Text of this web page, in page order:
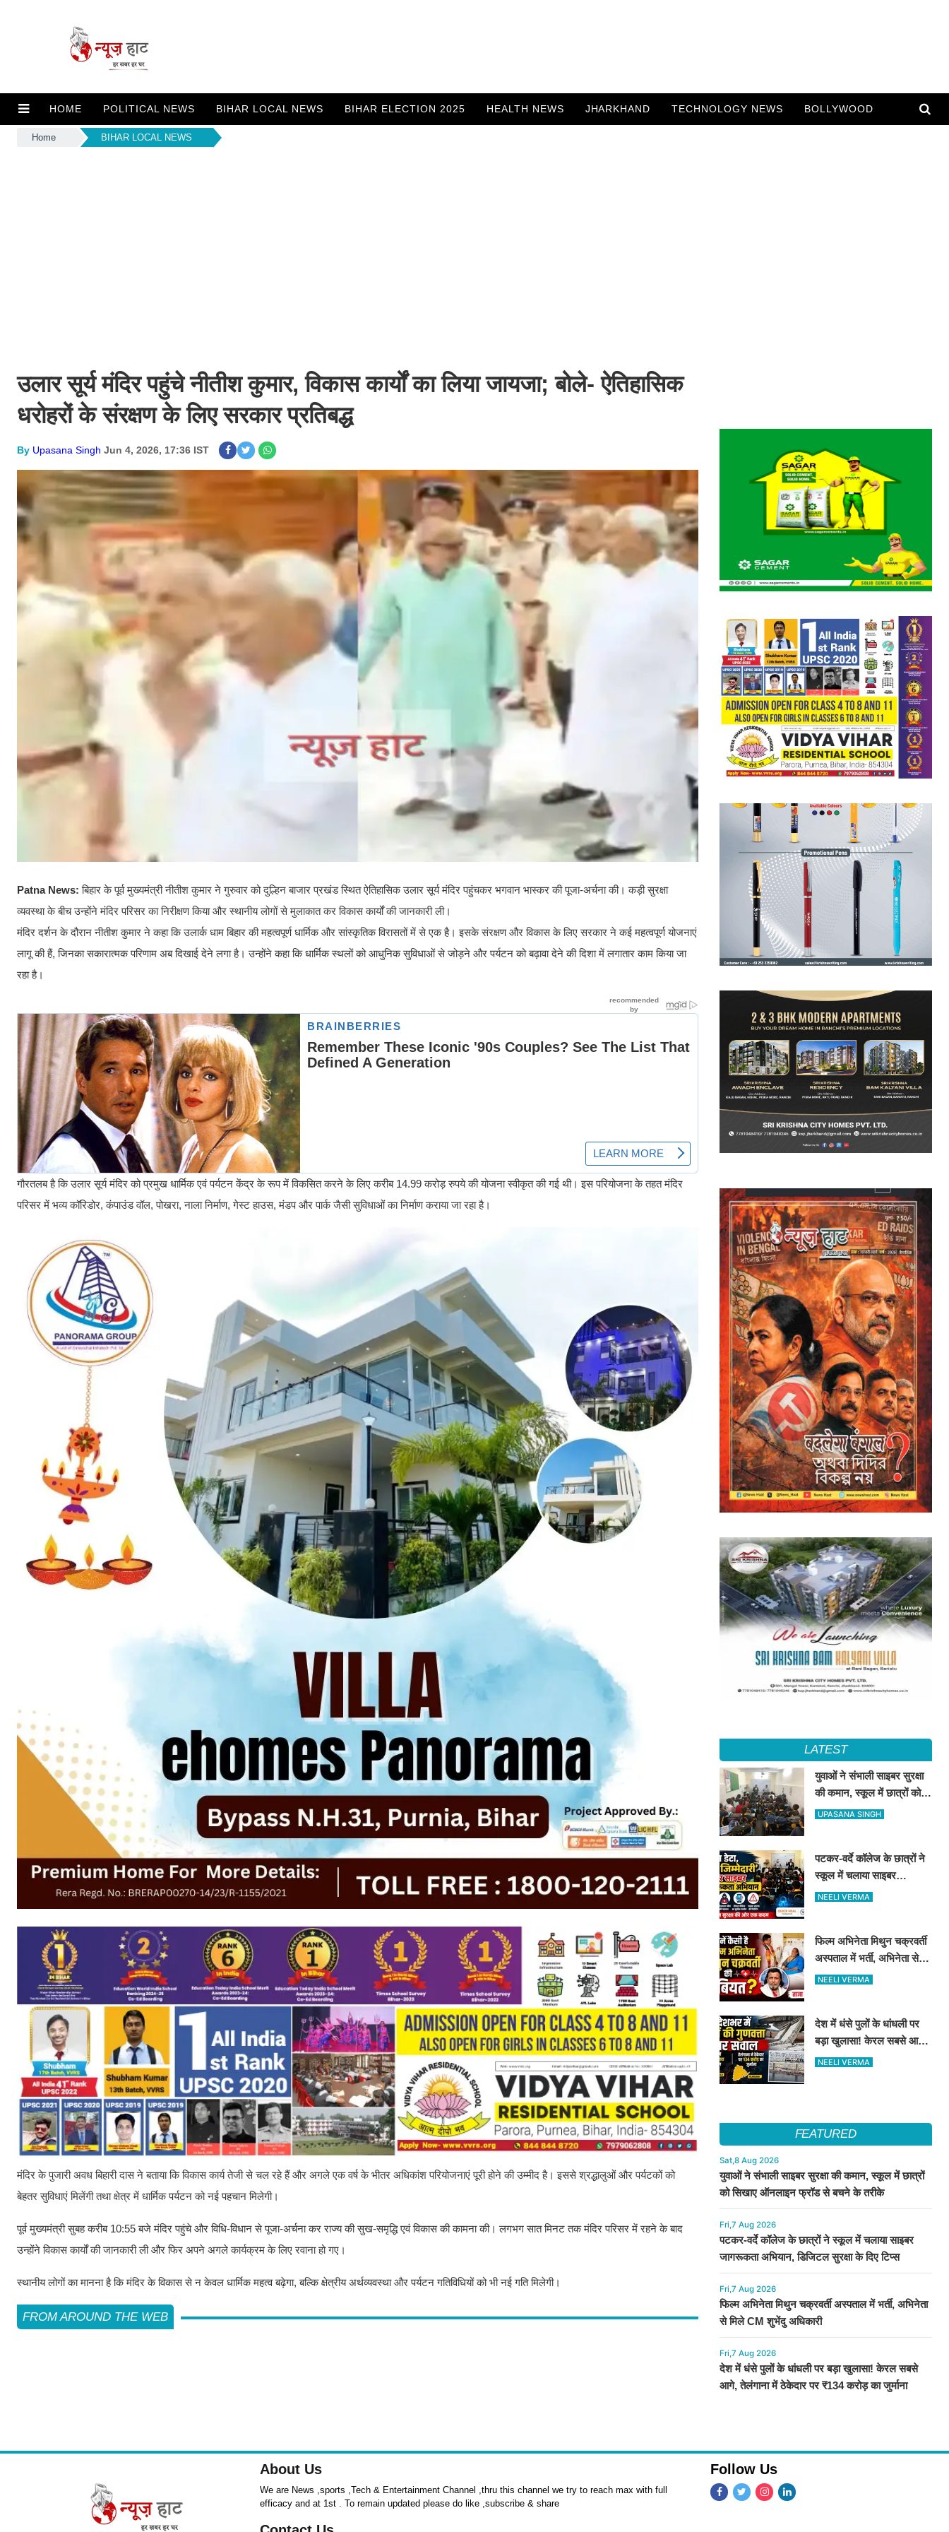
HOME POLITICAL NEWS BIHAR LOCAL NEWS BIHAR ELECTION 2025 HEALTH NEWS JHARKHAND TECHNOLOGY NEWS BOLLYWOOD
Home BIHAR LOCAL NEWS
उलार सूर्य मंदिर पहुंचे नीतीश कुमार, विकास कार्यों का लिया जायजा; बोले- ऐतिहासिक
धरोहरों के संरक्षण के लिए सरकार प्रतिबद्ध
By Upasana Singh Jun 4, 2026, 17:36 IST
Patna News:बिहार के पूर्व मुख्यमंत्री नीतीश कुमार ने गुरुवार को दुल्हिन बाजार प्रखंड स्थित ऐतिहासिक उलार सूर्य मंदिर पहुंचकर भगवान भास्कर की पूजा-अर्चना की। कड़ी सुरक्षा
व्यवस्था के बीच उन्होंने मंदिर परिसर का निरीक्षण किया और स्थानीय लोगों से मुलाकात कर विकास कार्यों की जानकारी ली।
मंदिर दर्शन के दौरान नीतीश कुमार ने कहा कि उलार्क धाम बिहार की महत्वपूर्ण धार्मिक और सांस्कृतिक विरासतों में से एक है। इसके संरक्षण और विकास के लिए सरकार ने कई महत्वपूर्ण योजनाएं
लागू की हैं, जिनका सकारात्मक परिणाम अब दिखाई देने लगा है। उन्होंने कहा कि धार्मिक स्थलों को आधुनिक सुविधाओं से जोड़ने और पर्यटन को बढ़ावा देने की दिशा में लगातार काम किया जा
रहा है।
गौरतलब है कि उलार सूर्य मंदिर को प्रमुख धार्मिक एवं पर्यटन केंद्र के रूप में विकसित करने के लिए करीब 14.99 करोड़ रुपये की योजना स्वीकृत की गई थी। इस परियोजना के तहत मंदिर
परिसर में भव्य कॉरिडोर, कंपाउंड वॉल, पोखरा, नाला निर्माण, गेस्ट हाउस, मंडप और पार्क जैसी सुविधाओं का निर्माण कराया जा रहा है।
मंदिर के पुजारी अवध बिहारी दास ने बताया कि विकास कार्य तेजी से चल रहे हैं और अगले एक वर्ष के भीतर अधिकांश परियोजनाएं पूरी होने की उम्मीद है। इससे श्रद्धालुओं और पर्यटकों को
बेहतर सुविधाएं मिलेंगी तथा क्षेत्र में धार्मिक पर्यटन को नई पहचान मिलेगी।
पूर्व मुख्यमंत्री सुबह करीब 10:55 बजे मंदिर पहुंचे और विधि-विधान से पूजा-अर्चना कर राज्य की सुख-समृद्धि एवं विकास की कामना की। लगभग सात मिनट तक मंदिर परिसर में रहने के बाद
उन्होंने विकास कार्यों की जानकारी ली और फिर अपने अगले कार्यक्रम के लिए रवाना हो गए।
स्थानीय लोगों का मानना है कि मंदिर के विकास से न केवल धार्मिक महत्व बढ़ेगा, बल्कि क्षेत्रीय अर्थव्यवस्था और पर्यटन गतिविधियों को भी नई गति मिलेगी।
FROM AROUND THE WEB
LATEST
युवाओं ने संभाली साइबर सुरक्षा
की कमान, स्कूल में छात्रों को
सिखाए ऑनलाइन फ्रॉड से
UPASANA SINGH
पटकर-वर्दे कॉलेज के छात्रों ने
स्कूल में चलाया साइबर
जागरूकता अभियान, डिजिटल
NEELI VERMA
फिल्म अभिनेता मिथुन चक्रवर्ती
अस्पताल में भर्ती, अभिनेता से
मिले CM शुभेंदु अधिकारी
NEELI VERMA
देश में धंसे पुलों के धांधली पर
बड़ा खुलासा! केरल सबसे आगे,
तेलंगाना में ठेकेदार पर ₹134
NEELI VERMA
FEATURED
Sat,8 Aug 2026
युवाओं ने संभाली साइबर सुरक्षा की कमान, स्कूल में छात्रों
को सिखाए ऑनलाइन फ्रॉड से बचने के तरीके
Fri,7 Aug 2026
पटकर-वर्दे कॉलेज के छात्रों ने स्कूल में चलाया साइबर
जागरूकता अभियान, डिजिटल सुरक्षा के दिए टिप्स
Fri,7 Aug 2026
फिल्म अभिनेता मिथुन चक्रवर्ती अस्पताल में भर्ती, अभिनेता
से मिले CM शुभेंदु अधिकारी
Fri,7 Aug 2026
देश में धंसे पुलों के धांधली पर बड़ा खुलासा! केरल सबसे
आगे, तेलंगाना में ठेकेदार पर ₹134 करोड़ का जुर्माना
About Us
We are News ,sports ,Tech & Entertainment Channel ,thru this channel we try to reach max with full
efficacy and at 1st . To remain updated please do like ,subscribe & share
Follow Us